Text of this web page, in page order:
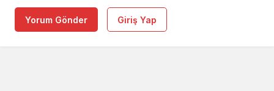
Yorum Gönder Giriş Yap